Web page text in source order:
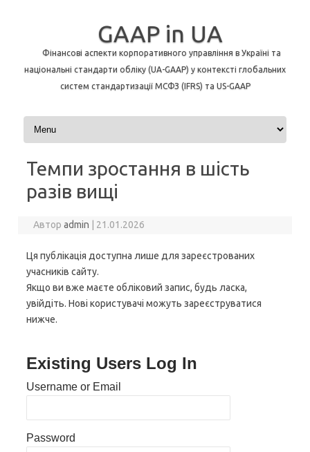
GAAP in UA
Фінансові аспекти корпоративного управління в Україні та
національні стандарти обліку (UA-GAAP) у контексті глобальних
систем стандартизації МСФЗ (IFRS) та US-GAAP
Перейти до контенту
Темпи зростання в шість
разів вищі
Авторadmin 21.01.2026
Ця публікація доступна лише для зареєстрованих
учасників сайту.
Якщо ви вже маєте обліковий запис, будь ласка,
увійдіть. Нові користувачі можуть зареєструватися
нижче.
Existing Users Log In
Username or Email
Password